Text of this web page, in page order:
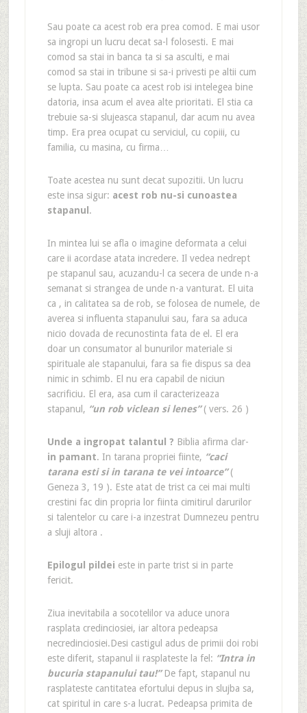
Sau poate ca acest rob era prea comod. E mai usor
sa ingropi un lucru decat sa-l folosesti. E mai
comod sa stai in banca ta si sa asculti, e mai
comod sa stai in tribune si sa-i privesti pe altii cum
se lupta. Sau poate ca acest rob isi intelegea bine
datoria, insa acum el avea alte prioritati. El stia ca
trebuie sa-si slujeasca stapanul, dar acum nu avea
timp. Era prea ocupat cu serviciul, cu copiii, cu
familia, cu masina, cu firma…
Toate acestea nu sunt decat supozitii. Un lucru
este insa sigur: acest rob nu-si cunoastea
stapanul .
In mintea lui se afla o imagine deformata a celui
care ii acordase atata incredere. Il vedea nedrept
pe stapanul sau, acuzandu-l ca secera de unde n-a
semanat si strangea de unde n-a vanturat. El uita
ca , in calitatea sa de rob, se folosea de numele, de
averea si influenta stapanului sau, fara sa aduca
nicio dovada de recunostinta fata de el. El era
doar un consumator al bunurilor materiale si
spirituale ale stapanului, fara sa fie dispus sa dea
nimic in schimb. El nu era capabil de niciun
sacrificiu. El era, asa cum il caracterizeaza
stapanul, “un rob viclean si lenes”( vers. 26 )
Unde a ingropat talantul ? Biblia afirma clar-
in pamant. In tarana propriei fiinte, “caci
tarana esti si in tarana te vei intoarce”(
Geneza 3, 19 ). Este atat de trist ca cei mai multi
crestini fac din propria lor fiinta cimitirul darurilor
si talentelor cu care i-a inzestrat Dumnezeu pentru
a sluji altora .
Epilogul pildei este in parte trist si in parte
fericit.
Ziua inevitabila a socotelilor va aduce unora
rasplata credinciosiei, iar altora pedeapsa
necredinciosiei.Desi castigul adus de primii doi robi
este diferit, stapanul ii rasplateste la fel: “Intra in
bucuria stapanului tau!”De fapt, stapanul nu
rasplateste cantitatea efortului depus in slujba sa,
cat spiritul in care s-a lucrat. Pedeapsa primita de